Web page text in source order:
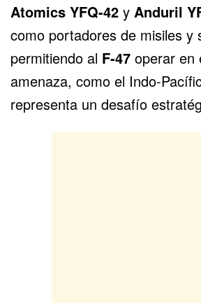
Atomics YFQ-42 y Anduril
como portadores de misiles y
permitiendo al F-47 operar en
amenaza, como el Indo-
representa un desafío